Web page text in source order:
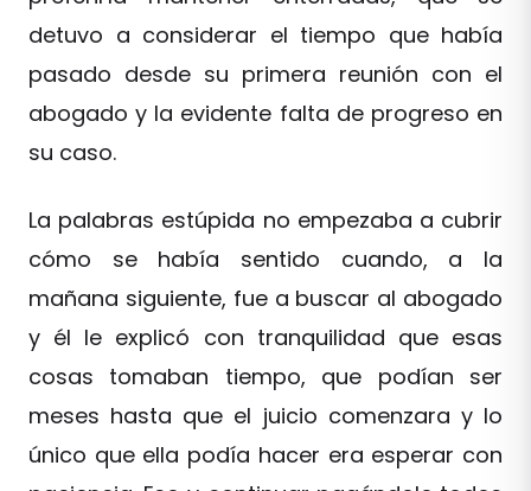
detuvo a considerar el tiempo que había
pasado desde su primera reunión con el
abogado y la evidente falta de progreso en
su caso.
La palabras estúpida no empezaba a cubrir
cómo se había sentido cuando, a la
mañana siguiente, fue a buscar al abogado
y él le explicó con tranquilidad que esas
cosas tomaban tiempo, que podían ser
meses hasta que el juicio comenzara y lo
único que ella podía hacer era esperar con